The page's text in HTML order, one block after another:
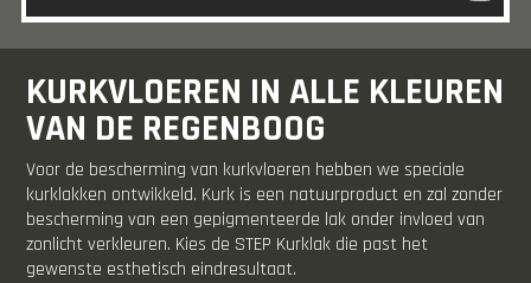
KURKVLOEREN IN ALLE KLEUREN
VAN DE REGENBOOG
Voor de bescherming van kurkvloeren hebben we speciale
kurklakken ontwikkeld. Kurk is een natuurproduct en zal zonder
bescherming van een gepigmenteerde lak onder invloed van
zonlicht verkleuren. Kies de STEP Kurklak die past het
gewenste esthetisch eindresultaat.